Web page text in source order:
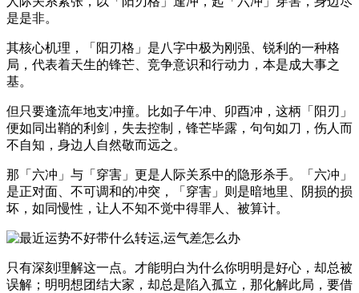
是是非。
其核心机理，「阳刃格」是八字中极为刚强、锐利的一种格
局，代表着天生的锋芒、竞争意识和行动力，本是成大事之
基。
但只要逢流年地支冲撞。比如子午冲、卯酉冲，这柄「阳刃」
便如同出鞘的利剑，失去控制，锋芒毕露，句句如刀，伤人而
不自知，身边人自然敬而远之。
那「六冲」与「穿害」更是人际关系中的隐形杀手。「六冲」
是正对面、不可调和的冲突，「穿害」则是暗地里、阴损的损
坏，如同慢性，让人不知不觉中得罪人、被算计。
只有深刻理解这一点。才能明白为什么你明明是好心，却总被
误解；明明想团结大家，却总是陷入孤立，那化解此局，要借